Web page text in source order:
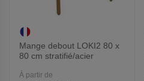
Mange debout LOKI2 80 x
80 cm stratifié/acier
À partir de